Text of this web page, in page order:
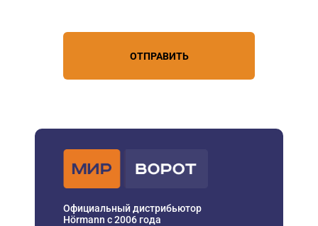
ОТПРАВИТЬ
Официальный дистрибьютор
Hörmann с 2006 года